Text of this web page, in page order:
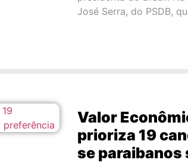
José Serra, do PSDB,
Valor
prioriza 19
se paraibanos